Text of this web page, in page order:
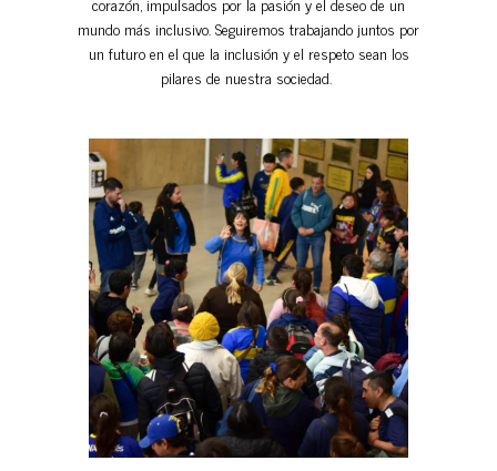
mundo más inclusivo. Seguiremos trabajando juntos por
un futuro en el que la inclusión y el respeto sean los
pilares de nuestra sociedad.